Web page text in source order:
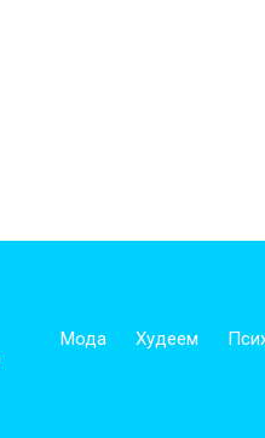
Мода Худеем